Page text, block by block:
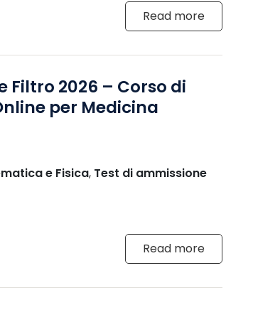
Read more
Filtro 2026 – Corso di
per Medicina
e Fisica, Test di ammissione
Read more